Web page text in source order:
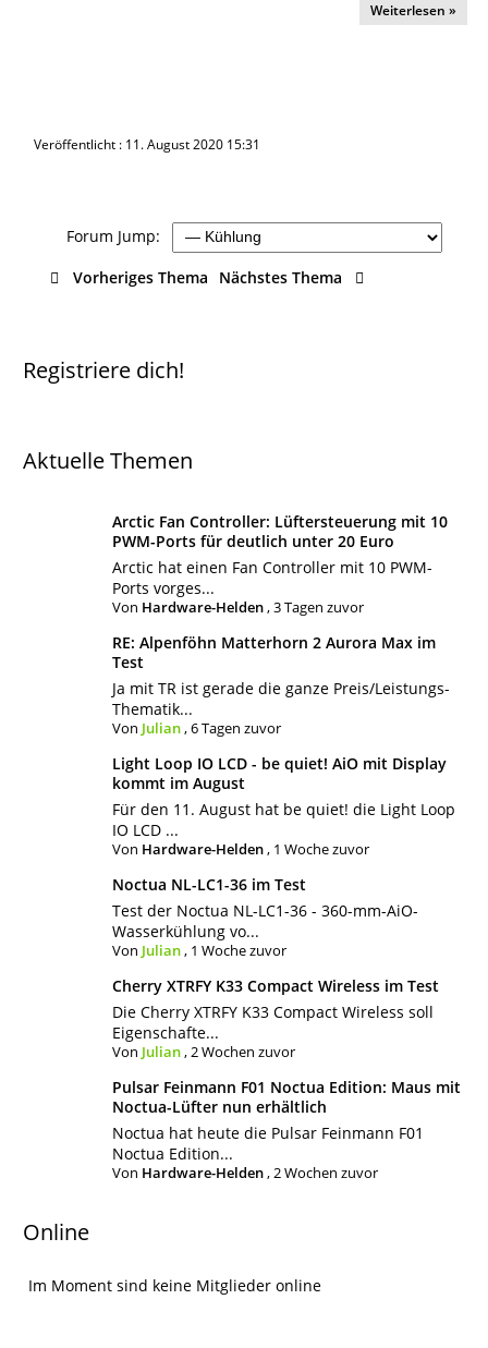
Weiterlesen »
Veröffentlicht : 11. August 2020 15:31
Forum Jump:
Vorheriges Thema
Nächstes Thema
Registriere dich!
Aktuelle Themen
Arctic Fan Controller: Lüftersteuerung mit 10
PWM-Ports für deutlich unter 20 Euro
Arctic hat einen Fan Controller mit 10 PWM-
Ports vorges...
Von Hardware-Helden,3 Tagen zuvor
RE: Alpenföhn Matterhorn 2 Aurora Max im
Test
Ja mit TR ist gerade die ganze Preis/Leistungs-
Thematik...
Von Julian,6 Tagen zuvor
Light Loop IO LCD - be quiet! AiO mit Display
kommt im August
Für den 11. August hat be quiet! die Light Loop
IO LCD ...
Von Hardware-Helden, 1 Woche zuvor
Noctua NL-LC1-36 im Test
Test der Noctua NL-LC1-36 - 360-mm-AiO-
Wasserkühlung vo...
Von Julian, 1 Woche zuvor
Cherry XTRFY K33 Compact Wireless im Test
Die Cherry XTRFY K33 Compact Wireless soll
Eigenschafte...
Von Julian,2 Wochen zuvor
Pulsar Feinmann F01 Noctua Edition: Maus mit
Noctua-Lüfter nun erhältlich
Noctua hat heute die Pulsar Feinmann F01
Noctua Edition...
Von Hardware-Helden,2 Wochen zuvor
Online
Im Moment sind keine Mitglieder online